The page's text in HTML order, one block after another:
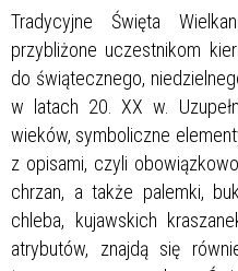
Tradycyjne Święta
przybliżone uczestnikom
do świątecznego,
w latach 20. XX w.
wieków, symboliczne
z opisami, czyli
chrzan, a także palemki,
chleba, kujawskich
atrybutów, znajdą się